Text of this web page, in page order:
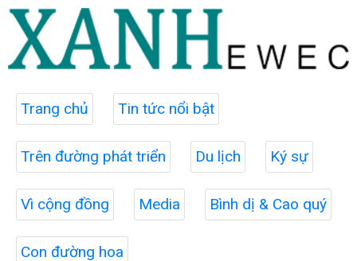
Trang chủ Tin tức nổi bật
Trên đường phát triển Du lịch Ký sự
Vì cộng đồng Media Bình dị & Cao quý
Con đường hoa